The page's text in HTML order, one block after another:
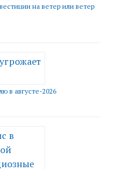
на ветер или ветер
в августе-2026